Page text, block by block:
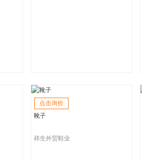
点击询价
靴子
祥生外贸鞋业